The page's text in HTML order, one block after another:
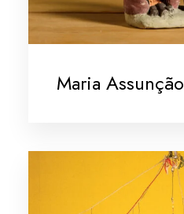
Maria Assunção